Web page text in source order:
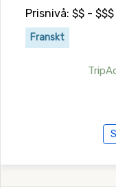
Prisnivå: $$ - $$$
Franskt